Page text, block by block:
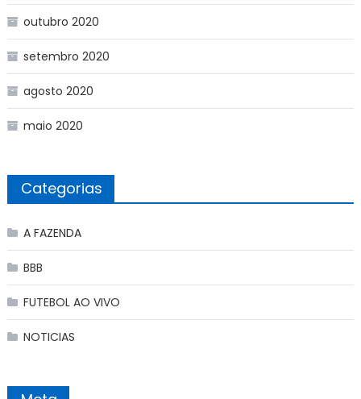
outubro 2020
setembro 2020
agosto 2020
maio 2020
Categorias
A FAZENDA
BBB
FUTEBOL AO VIVO
NOTICIAS